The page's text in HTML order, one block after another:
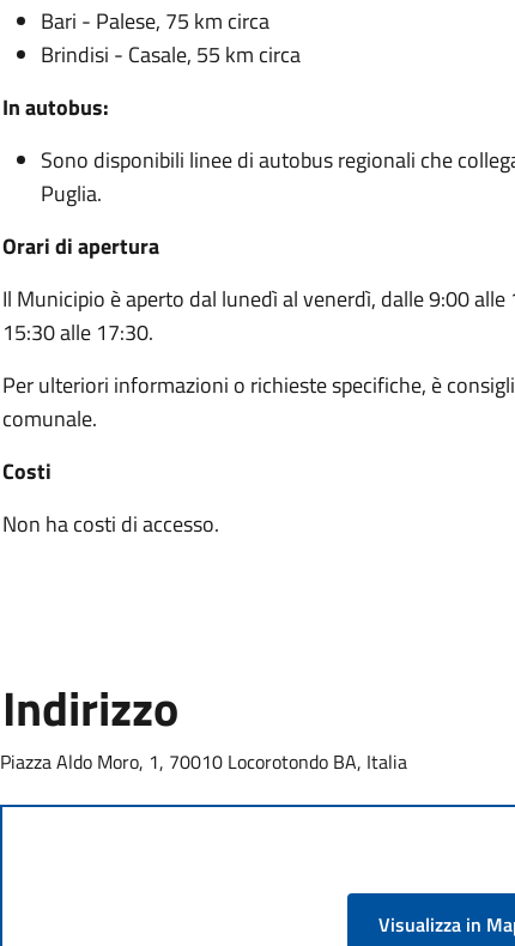
Bari - Palese, 75 km circa
Brindisi - Casale, 55 km circa
In autobus:
Sono disponibili linee di autobus regionali che
Puglia.
Orari di apertura
Il Municipio è aperto dal lunedì al venerdì, dalle 9:00
15:30 alle 17:30.
Per ulteriori informazioni o richieste specifiche, è
comunale.
Costi
Non ha costi di accesso.
Indirizzo
Piazza Aldo Moro, 1, 70010 Locorotondo BA, Italia
Visualizza in